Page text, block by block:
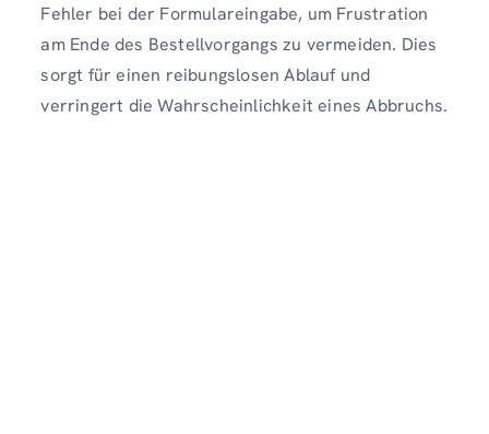
Fehler bei der Formulareingabe, um Frustration
am Ende des Bestellvorgangs zu vermeiden. Dies
sorgt für einen reibungslosen Ablauf und
verringert die Wahrscheinlichkeit eines Abbruchs.